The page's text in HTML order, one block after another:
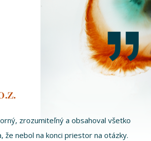
zrozumiteľný a obsahoval všetko
že nebol na konci priestor na otázky.